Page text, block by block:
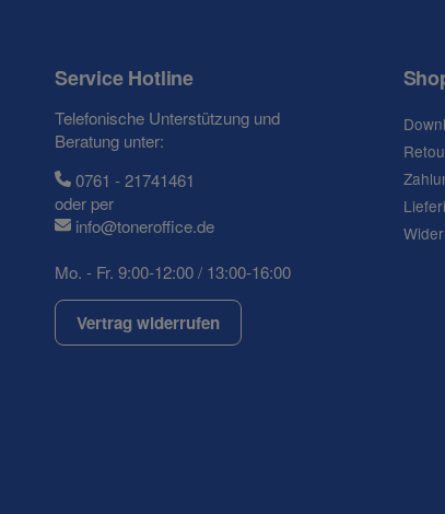
Service Hotline
Telefonische Unterstützung und
Beratung unter:
0761 - 21741461
oder per
info@toneroffice.de
Mo. - Fr. 9:00-12:00 / 13:00-16:00
Vertrag widerrufen